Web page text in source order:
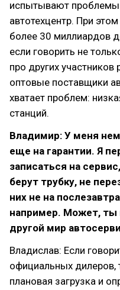
испытывают
автотехцентр. При
более 30 миллиардов
если говорить не
про других
оптовые поставщики
хватает проблем:
станций.
Владимир: У меня
еще на гарантии. Я
записаться на
берут трубку, не
них не на
например. Может, ты
другой мир
Владислав: Если
официальных дилеров,
плановая загрузка и